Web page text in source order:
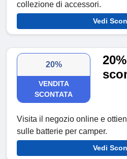
collezione di accessori.
Vedi
20%
VENDITA
SCONTATA
Visita il negozio online e
sulle batterie per camper.
Vedi